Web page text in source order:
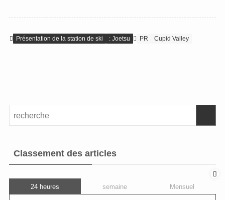
Présentation de la station de ski : Joetsu PR Cupid Valley
Classement des articles
24 heures semaine Mensuel